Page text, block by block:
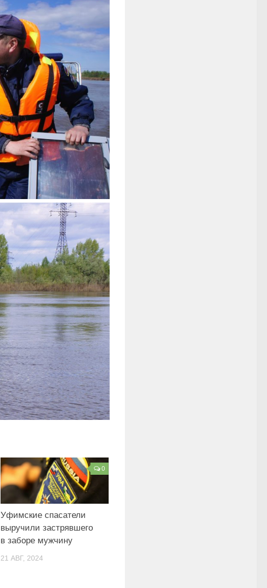
0
Уфимские спасатели
выручили застрявшего
в заборе мужчину
21 АВГ, 2024